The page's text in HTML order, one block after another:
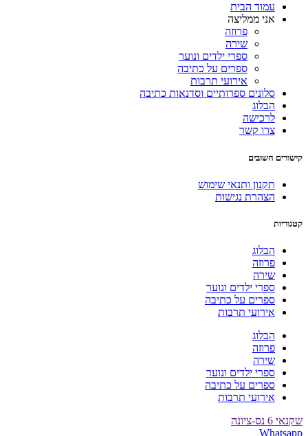
עמוד הבית
אני ממליצה
פרוזה
שירה
ספרי ילדים ונוער
ספרים על כתיבה
אירועי תרבות
סלונים ספרותיים וסדנאות כתיבה
הבלוג
לרכישה
צרו קשר
קישורים חשובים
תקנון ותנאי שימוש
הצהרת נגישות
קטגוריות
הבלוג
פרוזה
שירה
ספרי ילדים ונוער
ספרים על כתיבה
אירועי תרבות
הבלוג
פרוזה
שירה
ספרי ילדים ונוער
ספרים על כתיבה
אירועי תרבות
שקנאי 6 נס-ציונה
Whatsapp